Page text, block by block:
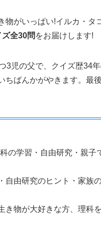
物がいっぱい!イルカ・
全30問 をお届けします!
3児の父で、クイズ歴34
ちばんかがやきます。最
の学習・自由研究・親子
自由研究のヒント・家族
き物が大好きな方、理科